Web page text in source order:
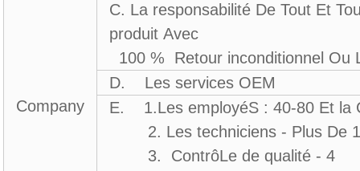
Company
C. La responsabilité De Tout Et
produit Avec
100 % Retour inconditionnel Ou
D. Les services OEM
E. 1.Les employéS : 40-80 Et la
2. Les techniciens - Plus De
3. ContrôLe de qualité - 4